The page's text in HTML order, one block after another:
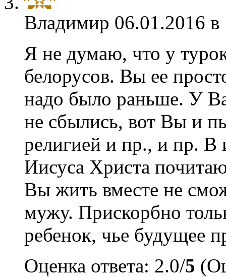
Владимир 06.01.2016
Я не думаю, что у
белорусов. Вы ее
надо было раньше. У
не сбылись, вот Вы и
религией и пр., и пр. В
Иисуса Христа
Вы жить вместе не
мужу. Прискорбно
ребенок, чье будущее
Оценка ответа: 2.0/5